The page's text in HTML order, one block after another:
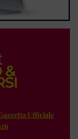
Ufficiale